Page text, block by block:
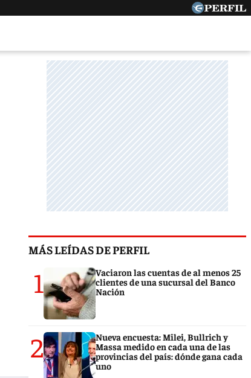
MÁS LEÍDAS DE PERFIL
1
Vaciaron las cuentas de al menos 25
clientes de una sucursal del Banco
Nación
2
Nueva encuesta: Milei, Bullrich y
Massa medido en cada una de las
provincias del país: dónde gana cada
uno